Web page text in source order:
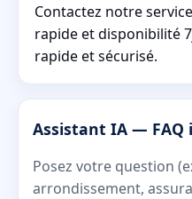
Contactez notre
rapide et disponibilité
rapide et sécurisé.
Assistant IA — FAQ
Posez votre question
arrondissement,